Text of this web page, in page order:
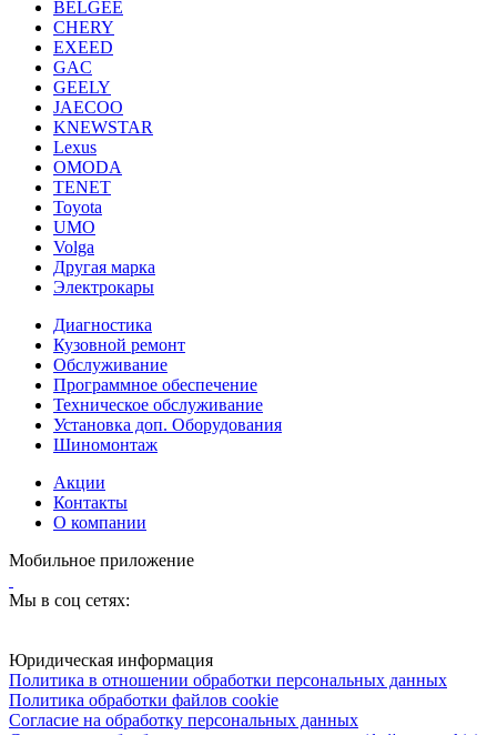
BELGEE
CHERY
EXEED
GAC
GEELY
JAECOO
KNEWSTAR
Lexus
OMODA
TENET
Toyota
UMO
Volga
Другая марка
Электрокары
Диагностика
Кузовной ремонт
Обслуживание
Программное обеспечение
Техническое обслуживание
Установка доп. Оборудования
Шиномонтаж
Акции
Контакты
О компании
Мобильное приложение
Мы в соц сетях:
Юридическая информация
Политика в отношении обработки персональных данных
Политика обработки файлов cookie
Согласие на обработку персональных данных